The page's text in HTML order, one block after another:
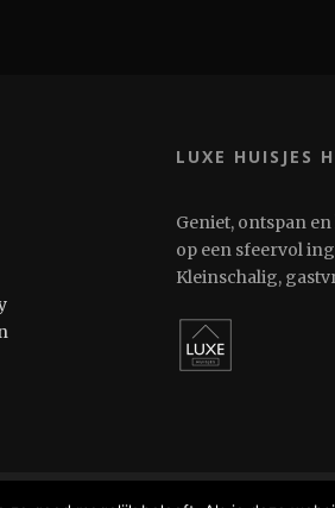
LUXE HUISJES
Geniet, ontspan
op een sfeervol
Kleinschalig,